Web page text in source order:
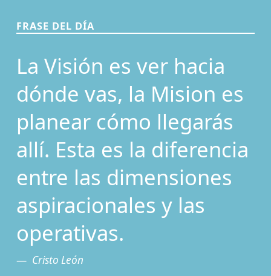
FRASE DEL DÍA
La Visión es ver hacia
dónde vas, la Mision es
planear cómo llegarás
allí. Esta es la diferencia
entre las dimensiones
aspiracionales y las
operativas.
Cristo León